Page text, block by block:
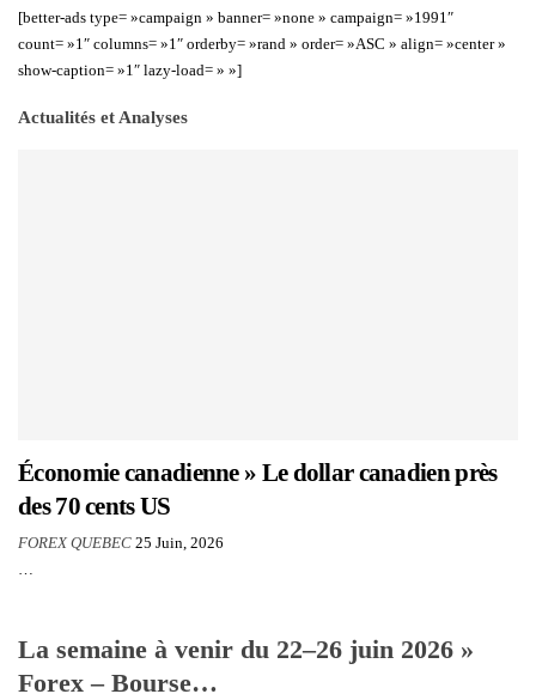
[better-ads type= »campaign » banner= »none » campaign= »1991″
count= »1″ columns= »1″ orderby= »rand » order= »ASC » align= »center »
show-caption= »1″ lazy-load= » »]
Actualités et Analyses
Économie canadienne » Le dollar canadien près
des 70 cents US
FOREX QUEBEC 25 Juin, 2026
La semaine à venir du 22–26 juin 2026 »
Forex – Bourse…